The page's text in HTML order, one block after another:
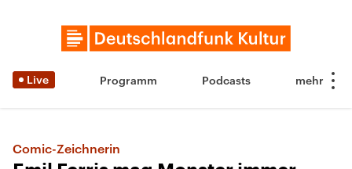
Live Programm Podcasts
Comic-Zeichnerin